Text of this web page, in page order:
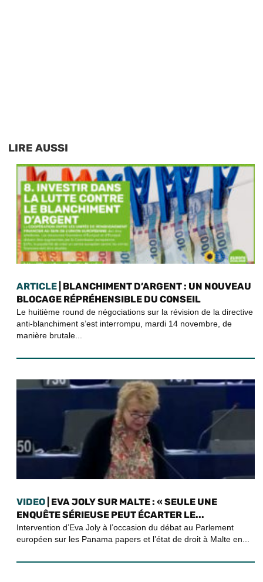
LIRE AUSSI
ARTICLE | BLANCHIMENT D’ARGENT : UN NOUVEAU
BLOCAGE RÉPRÉHENSIBLE DU CONSEIL
Le huitième round de négociations sur la révision de la directive
anti-blanchiment s’est interrompu, mardi 14 novembre, de
manière brutale...
VIDEO | EVA JOLY SUR MALTE : « SEULE UNE
ENQUÊTE SÉRIEUSE PEUT ÉCARTER LE...
Intervention d’Eva Joly à l’occasion du débat au Parlement
européen sur les Panama papers et l’état de droit à Malte en...